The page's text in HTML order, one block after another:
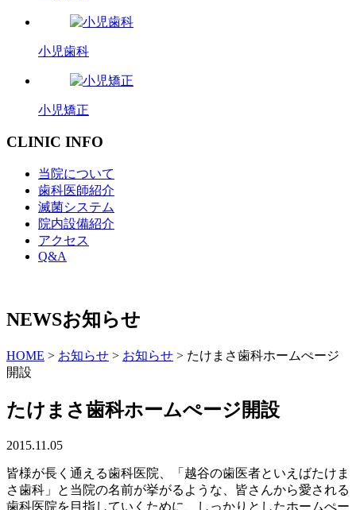
小児歯科
小児矯正
CLINIC INFO
当院について
歯科医師紹介
滅菌システム
院内設備紹介
アクセス
Q&A
NEWSお知らせ
HOME > お知らせ > お知らせ > たけまさ歯科ホームぺージ
開設
たけまさ歯科ホームぺージ開設
2015.11.05
皆様が長く通える歯科医院、「越谷の歯医者といえばたけま
さ歯科」と当院の名前が挙がるような、皆さんから愛される
歯科医院を目指していくために、しっかりとしたホームぺー